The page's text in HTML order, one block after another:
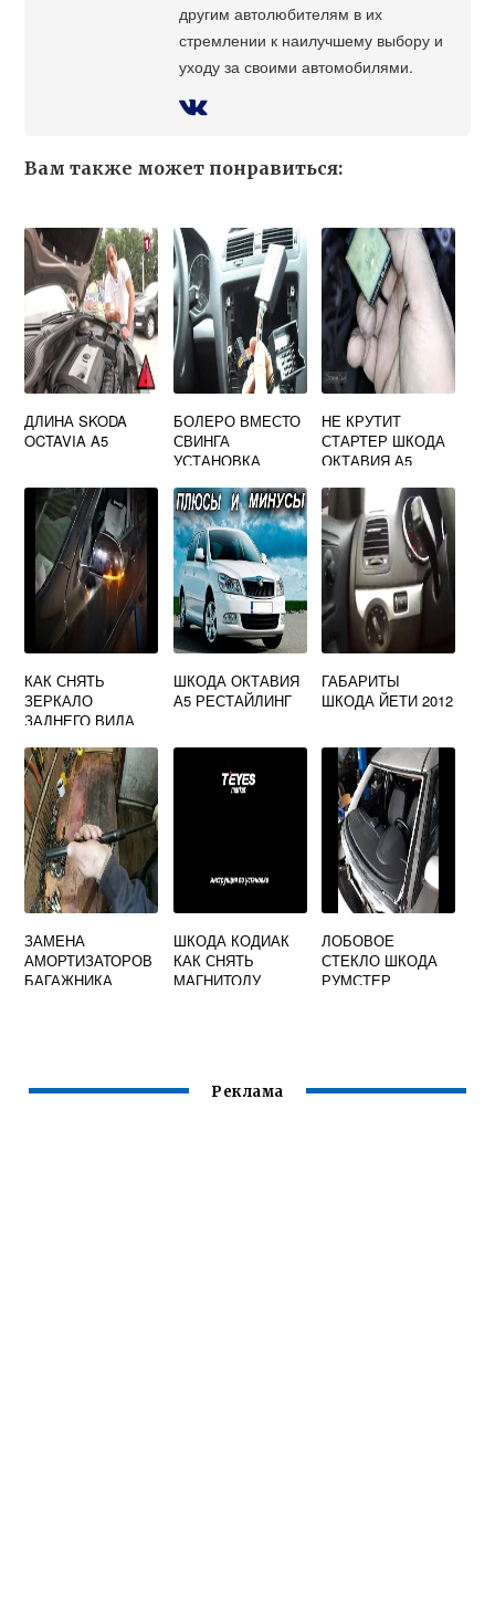
другим автолюбителям в их
стремлении к наилучшему выбору и
уходу за своими автомобилями.
Вам также может понравиться:
ДЛИНА SKODA
OCTAVIA A5
БОЛЕРО ВМЕСТО
СВИНГА
УСТАНОВКА
А5
НЕ КРУТИТ
СТАРТЕР ШКОДА
ОКТАВИЯ А5
КАК СНЯТЬ
ЗЕРКАЛО
ЗАДНЕГО ВИДА
ШКОДА ОКТАВИЯ
А5 РЕСТАЙЛИНГ
ГАБАРИТЫ
ШКОДА ЙЕТИ 2012
ЗАМЕНА
АМОРТИЗАТОРОВ
БАГАЖНИКА
ШКОДА КОДИАК
КАК СНЯТЬ
МАГНИТОЛУ
ЛОБОВОЕ
СТЕКЛО ШКОДА
РУМСТЕР
Реклама